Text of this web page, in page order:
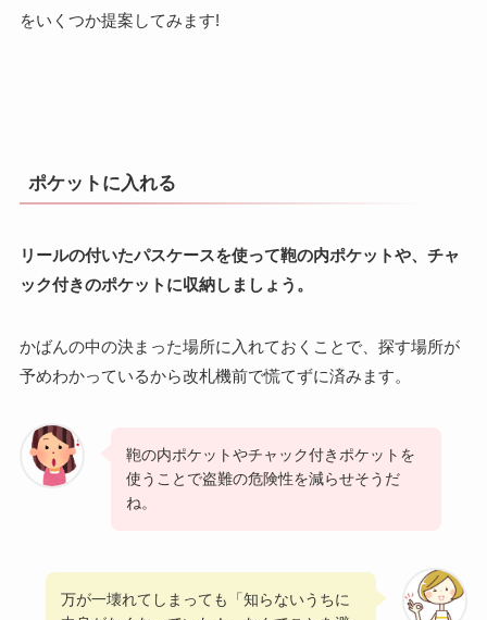
をいくつか提案してみます!
ポケットに入れる
リールの付いたパスケースを使って鞄の内ポケットや、チャ
ック付きのポケットに収納しましょう。
かばんの中の決まった場所に入れておくことで、探す場所が
予めわかっているから改札機前で慌てずに済みます。
鞄の内ポケットやチャック付きポケットを
使うことで盗難の危険性を減らせそうだ
ね。
万が一壊れてしまっても「知らないうちに